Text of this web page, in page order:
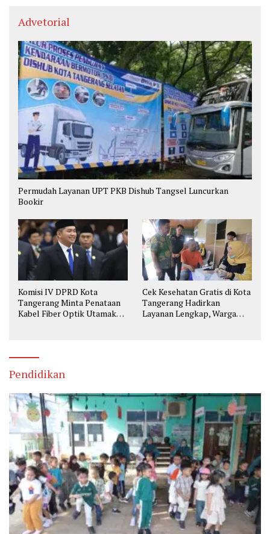
Advetorial
Permudah Layanan UPT PKB Dishub Tangsel Luncurkan
Bookir
Komisi IV DPRD Kota
Tangerang Minta Penataan
Kabel Fiber Optik Utamakan
Cek Kesehatan Gratis di Kota
Tangerang Hadirkan
Layanan Lengkap, Warga
Pendidikan